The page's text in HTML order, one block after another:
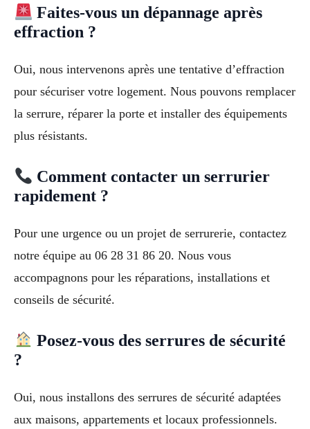
Faites-vous un dépannage après
effraction ?
Oui, nous intervenons après une tentative d’effraction
pour sécuriser votre logement. Nous pouvons remplacer
la serrure, réparer la porte et installer des équipements
plus résistants.
Comment contacter un serrurier
rapidement ?
Pour une urgence ou un projet de serrurerie, contactez
notre équipe au 06 28 31 86 20. Nous vous
accompagnons pour les réparations, installations et
conseils de sécurité.
Posez-vous des serrures de sécurité
?
Oui, nous installons des serrures de sécurité adaptées
aux maisons, appartements et locaux professionnels.